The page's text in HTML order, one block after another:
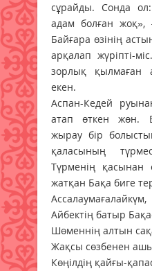
сұрайды. Сонда
адам болған жоқ»,
Байғара өзінің
арқалап жүріпті-
зорлық қылмаған
екен.
Аспан-Кедей
атап өткен жөн.
жырау бір
қаласының
Түрменің қасынан
жатқан Бақа биге
Ассалаумағалайкүм,
Айбектің батыр
Шөменнің алтын
Жақсы сөзбенен
Көңілдің қайғы-